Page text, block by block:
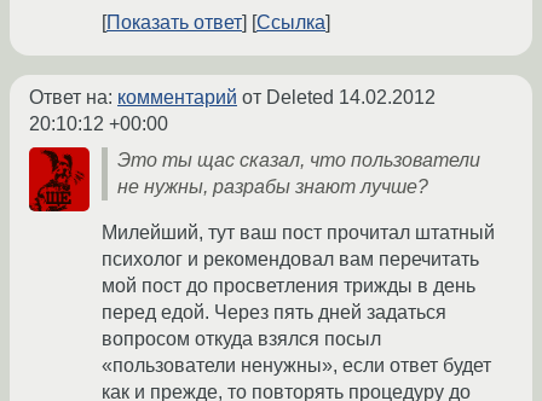
Показать ответ
Ссылка
Ответ на: комментарий от Deleted 14.02.2012
20:10:12 +00:00
Это ты щас сказал, что пользователи
не нужны, разрабы знают лучше?
Милейший, тут ваш пост прочитал штатный
психолог и рекомендовал вам перечитать
мой пост до просветления трижды в день
перед едой. Через пять дней задаться
вопросом откуда взялся посыл
«пользователи ненужны», если ответ будет
как и прежде, то повторять процедуру до